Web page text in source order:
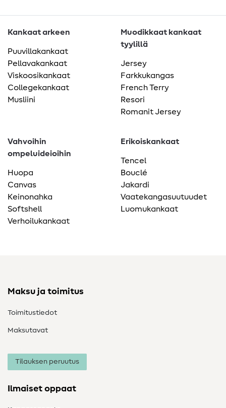
Kankaat arkeen
Puuvillakankaat
Pellavakankaat
Viskoosikankaat
Collegekankaat
Musliini
Muodikkaat kankaat
tyylillä
Jersey
Farkkukangas
French Terry
Resori
Romanit Jersey
Vahvoihin
ompeluideioihin
Huopa
Canvas
Keinonahka
Softshell
Verhoilukankaat
Erikoiskankaat
Tencel
Bouclé
Jakardi
Vaatekangasuutuudet
Luomukankaat
Maksu ja toimitus
Toimitustiedot
Maksutavat
Tilauksen peruutus
Ilmaiset oppaat